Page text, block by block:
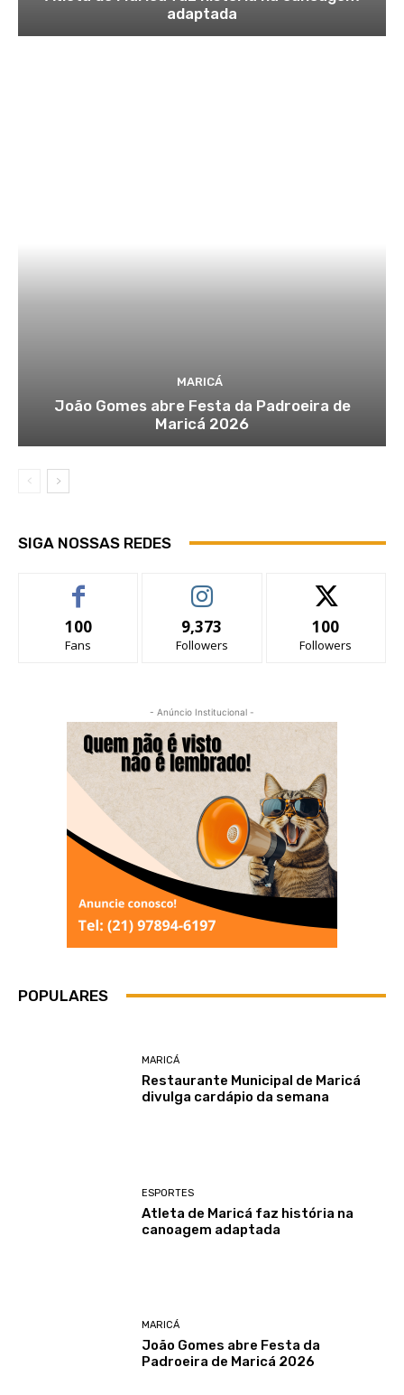
adaptada
MARICÁ
João Gomes abre Festa da Padroeira de
Maricá 2026
SIGA NOSSAS REDES
100
Fans
9,373
Followers
100
Followers
- Anúncio Institucional -
POPULARES
MARICÁ
Restaurante Municipal de Maricá
divulga cardápio da semana
ESPORTES
Atleta de Maricá faz história na
canoagem adaptada
MARICÁ
João Gomes abre Festa da
Padroeira de Maricá 2026